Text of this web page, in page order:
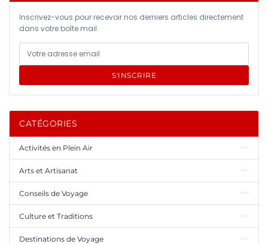
Inscrivez-vous pour recevoir nos derniers articles directement
dans votre boîte mail.
S'INSCRIRE
CATÉGORIES
Activités en Plein Air
Arts et Artisanat
Conseils de Voyage
Culture et Traditions
Destinations de Voyage